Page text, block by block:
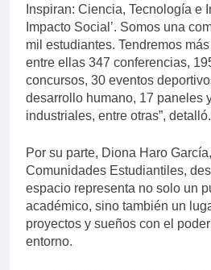
Inspiran: Ciencia, Tecnología e
Impacto Social’. Somos una
mil estudiantes. Tendremos
entre ellas 347 conferencias,
concursos, 30 eventos
desarrollo humano, 17 paneles
industriales, entre otras”, detalló.
Por su parte, Diona Haro
Comunidades Estudiantiles,
espacio representa no solo un
académico, sino también un
proyectos y sueños con el
entorno.